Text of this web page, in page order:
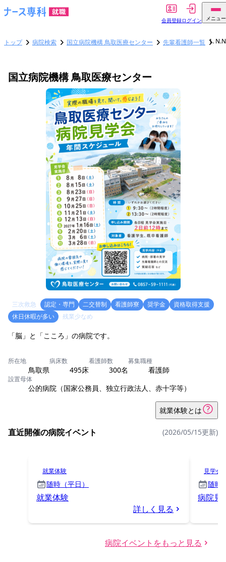
会員登録ログイン メニュー
トップ 病院検索 国立病院機構 鳥取医療センター 先輩看護師一覧
国立病院機構 鳥取医療センター
三次救急 認定・専門 二交替制 看護師寮 奨学金
資格取得支援
休日休暇が多い
残業少なめ
「脳」と「こころ」の病院です。
所在地
鳥取県
病床数
495床
看護師数
300名
募集職種
看護師
設置母体
公的病院（国家公務員、独立行政法人、赤十字等）
就業体験とは
直近開催の病院イベント (2026/05/15更新)
就業体験
随時（平日）
就業体験
詳しく見る
見学会
随時
病院見
病院イベントをもっと見る